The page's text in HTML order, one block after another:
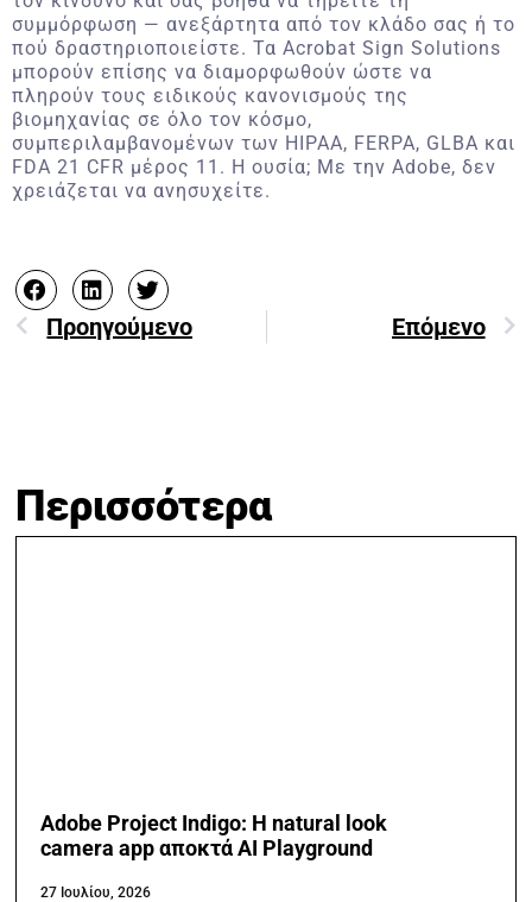
συμμόρφωση — ανεξάρτητα από τον κλάδο σας ή το
πού δραστηριοποιείστε. Τα Acrobat Sign Solutions
μπορούν επίσης να διαμορφωθούν ώστε να
πληρούν τους ειδικούς κανονισμούς της
βιομηχανίας σε όλο τον κόσμο,
συμπεριλαμβανομένων των HIPAA, FERPA, GLBA και
FDA 21 CFR μέρος 11. Η ουσία; Με την Adobe, δεν
χρειάζεται να ανησυχείτε.
Προηγούμενο Επόμενο
Περισσότερα
Adobe Project Indigo: Η natural look
camera app αποκτά AI Playground
27 Ιουλίου, 2026